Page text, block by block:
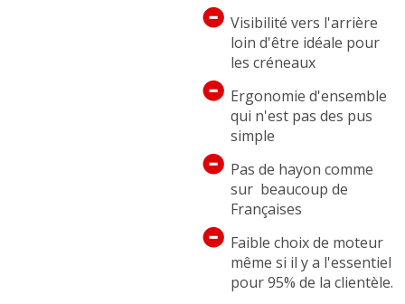
Visibilité vers l'arrière
loin d'être idéale pour
les créneaux
Ergonomie d'ensemble
qui n'est pas des pus
simple
Pas de hayon comme
sur beaucoup de
Françaises
Faible choix de moteur
même si il y a l'essentiel
pour 95% de la clientèle.